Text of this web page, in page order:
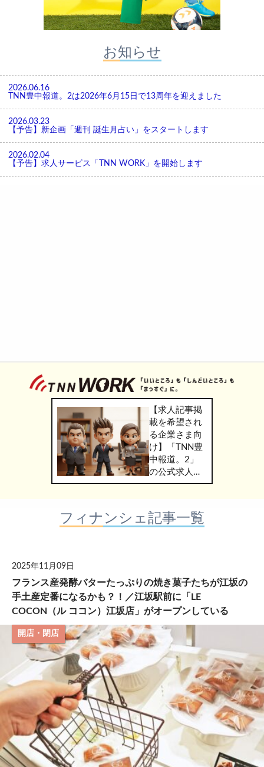
お知らせ
2026.06.16
TNN豊中報道。2は2026年6月15日で13周年を迎えました
2026.03.23
【予告】新企画「週刊 誕生月占い」をスタートします
2026.02.04
【予告】求人サービス「TNN WORK」を開始します
【求人記事掲
載を希望され
る企業さま向
け】「TNN豊
中報道。2」
の公式求人情
報サービス
WORK」のご
掲載につきま
フィナンシェ記事一覧
2025年11月09日
フランス産発酵バターたっぷりの焼き菓子たちが江坂の
手土産定番になるかも？！／江坂駅前に「LE
COCON（ル ココン）江坂店」がオープンしている
開店・閉店